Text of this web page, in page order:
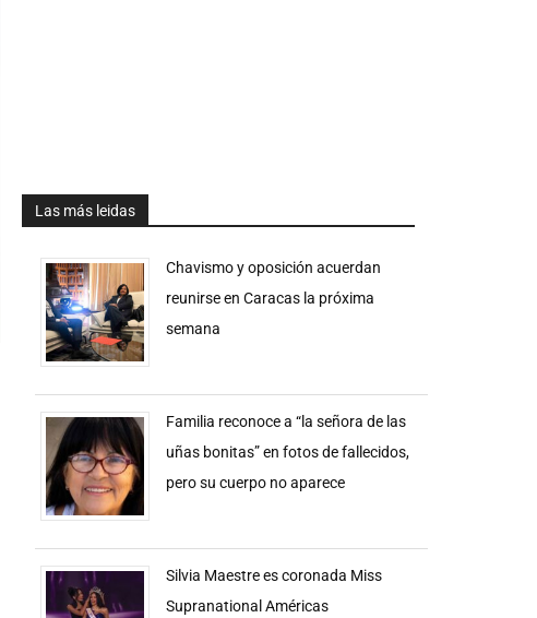
Las más leidas
Chavismo y oposición acuerdan
reunirse en Caracas la próxima
semana
Familia reconoce a “la señora de las
uñas bonitas” en fotos de fallecidos,
pero su cuerpo no aparece
Silvia Maestre es coronada Miss
Supranational Américas